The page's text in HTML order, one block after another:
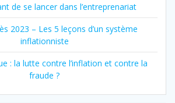
de se lancer dans l’entreprenariat
2023 – Les 5 leçons d’un système
inflationniste
: la lutte contre l’inflation et contre la
fraude ?